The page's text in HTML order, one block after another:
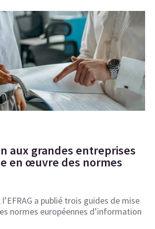
aux grandes entreprises
en œuvre des normes
a publié trois guides de mise
normes européennes d’information